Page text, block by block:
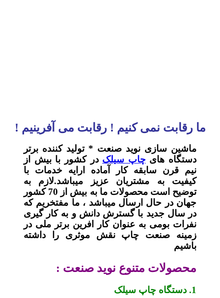
ما رقابت نمی کنیم ! رقابت می آفرینیم !
ماشین سازی نوید صنعت * تولید کننده برتر
دستگاه هایچاپ سیلک در کشور با بیش از
نیم قرن سابقه کار آماده ارایه خدمات با
کیفیت به مشتریان عزیز میباشد.لازم به
توضیح است محصولات ما به بیش از 70 کشور
جهان در حال ارسال میباشد ، ما مفتخریم که
در سال جدید با گسترش دانش و به کار گیری
نفرات بومی به عنوان کار افرین برتر ملی در
زمینه صنعت چاپ نقش موثری را داشته
باشیم
محصولات متنوع نوید صنعت :
1. دستگاه چاپ سیلک